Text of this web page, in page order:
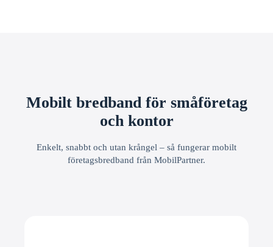
Mobilt bredband för småföretag
och kontor
Enkelt, snabbt och utan krångel – så fungerar mobilt
företagsbredband från MobilPartner.